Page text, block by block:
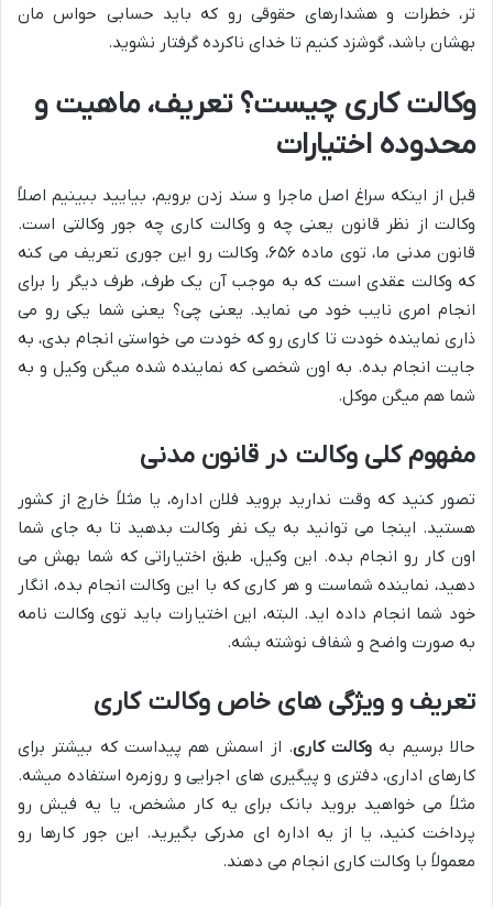
تر، خطرات و هشدارهای حقوقی رو که باید حسابی حواس مان
بهشان باشد، گوشزد کنیم تا خدای ناکرده گرفتار نشوید.
وکالت کاری چیست؟ تعریف، ماهیت و
محدوده اختیارات
قبل از اینکه سراغ اصل ماجرا و سند زدن برویم، بیایید ببینیم اصلاً
وکالت از نظر قانون یعنی چه و وکالت کاری چه جور وکالتی است.
قانون مدنی ما، توی ماده ۶۵۶، وکالت رو این جوری تعریف می کنه
که وکالت عقدی است که به موجب آن یک طرف، طرف دیگر را برای
انجام امری نایب خود می نماید. یعنی چی؟ یعنی شما یکی رو می
ذاری نماینده خودت تا کاری رو که خودت می خواستی انجام بدی، به
جایت انجام بده. به اون شخصی که نماینده شده میگن وکیل و به
شما هم میگن موکل.
مفهوم کلی وکالت در قانون مدنی
تصور کنید که وقت ندارید بروید فلان اداره، یا مثلاً خارج از کشور
هستید. اینجا می توانید به یک نفر وکالت بدهید تا به جای شما
اون کار رو انجام بده. این وکیل، طبق اختیاراتی که شما بهش می
دهید، نماینده شماست و هر کاری که با این وکالت انجام بده، انگار
خود شما انجام داده اید. البته، این اختیارات باید توی وکالت نامه
به صورت واضح و شفاف نوشته بشه.
تعریف و ویژگی های خاص وکالت کاری
حالا برسیم به وکالت کاری. از اسمش هم پیداست که بیشتر برای
کارهای اداری، دفتری و پیگیری های اجرایی و روزمره استفاده میشه.
مثلاً می خواهید بروید بانک برای یه کار مشخص، یا یه فیش رو
پرداخت کنید، یا از یه اداره ای مدرکی بگیرید. این جور کارها رو
معمولاً با وکالت کاری انجام می دهند.